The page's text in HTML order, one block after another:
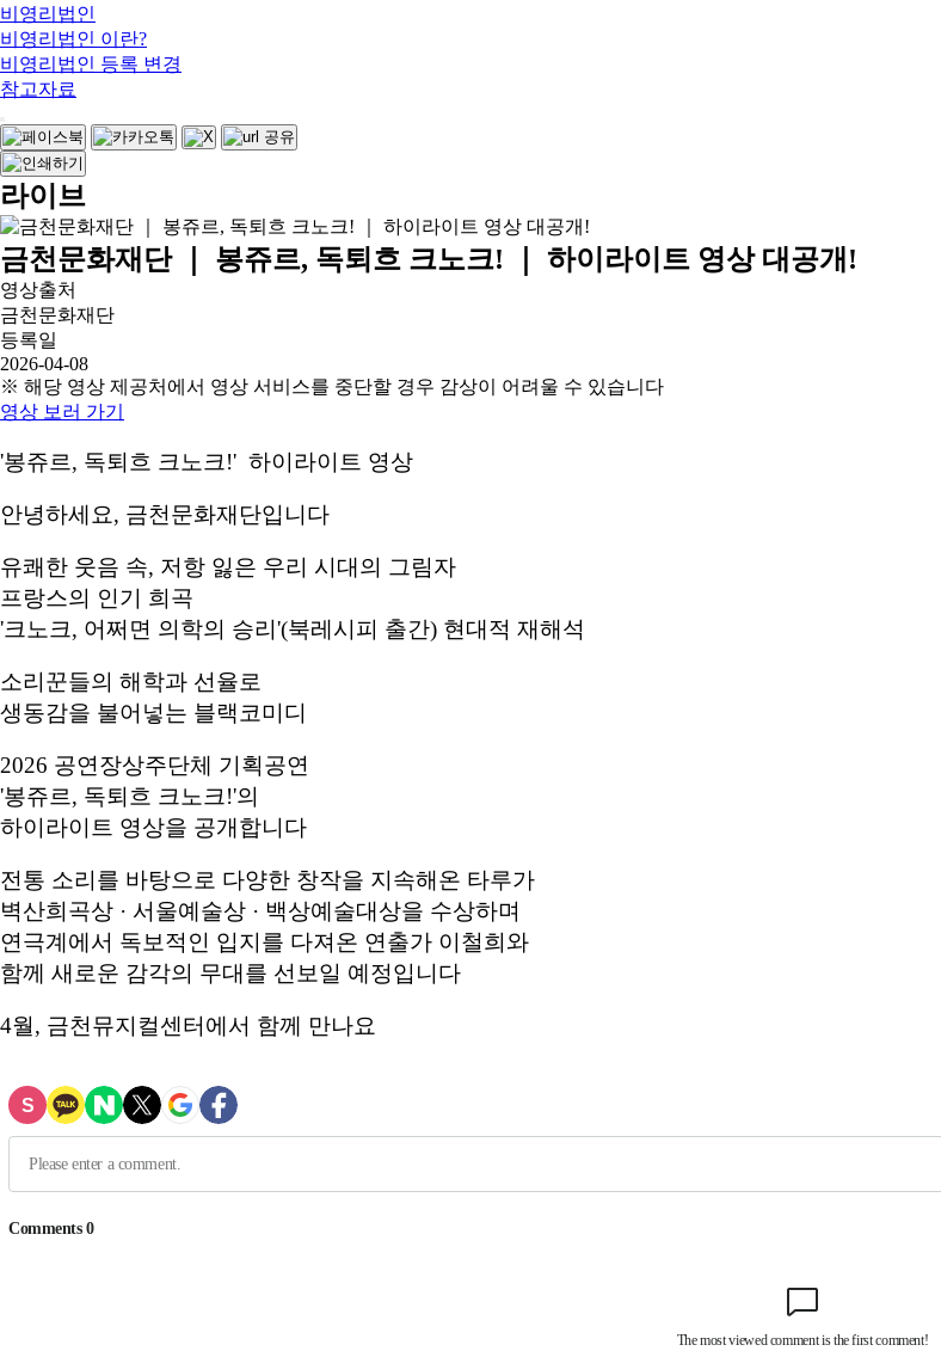
비영리법인
비영리법인 이란?
비영리법인 등록 변경
참고자료
라이브
금천문화재단 ｜ 봉쥬르, 독퇴흐 크노크! ｜ 하이라이트 영상 대공개!
영상출처
금천문화재단
등록일
2026-04-08
※ 해당 영상 제공처에서 영상 서비스를 중단할 경우 감상이 어려울 수 있습니다
영상 보러 가기
'봉쥬르, 독퇴흐 크노크!' 하이라이트 영상
안녕하세요, 금천문화재단입니다
유쾌한 웃음 속, 저항 잃은 우리 시대의 그림자
프랑스의 인기 희곡
'크노크, 어쩌면 의학의 승리'(북레시피 출간) 현대적 재해석
소리꾼들의 해학과 선율로
생동감을 불어넣는 블랙코미디
2026 공연장상주단체 기획공연
'봉쥬르, 독퇴흐 크노크!'의
하이라이트 영상을 공개합니다
전통 소리를 바탕으로 다양한 창작을 지속해온 타루가
벽산희곡상 · 서울예술상 · 백상예술대상을 수상하며
연극계에서 독보적인 입지를 다져온 연출가 이철희와
함께 새로운 감각의 무대를 선보일 예정입니다
4월, 금천뮤지컬센터에서 함께 만나요